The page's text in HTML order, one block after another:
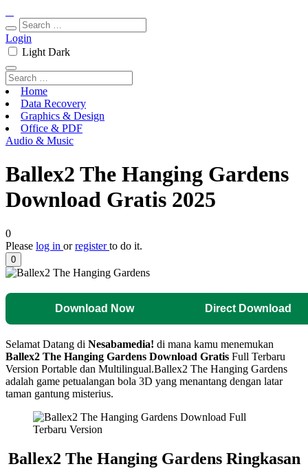
Login
Light Dark
Home
Data Recovery
Graphics & Design
Office & PDF
Audio & Music
Ballex2 The Hanging Gardens
Download Gratis 2025
0
Please log in orregisterto do it.
0
Download Now Direct Download
Selamat Datang di Nesabamedia! di mana kamu menemukan
Ballex2 The Hanging Gardens Download Gratis Full Terbaru
Version Portable dan Multilingual.Ballex2 The Hanging Gardens
adalah game petualangan bola 3D yang menantang dengan latar
taman gantung misterius.
Ballex2 The Hanging Gardens Ringkasan